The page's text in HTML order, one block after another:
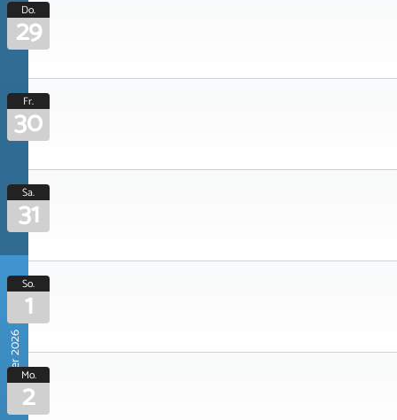
Do.
29
Fr.
30
Sa.
31
November 2026
So.
1
Mo.
2